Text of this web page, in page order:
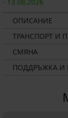
ОПИСАНИЕ
ТРАНСПОРТ И
СМЯНА
ПОДДРЪЖКА И